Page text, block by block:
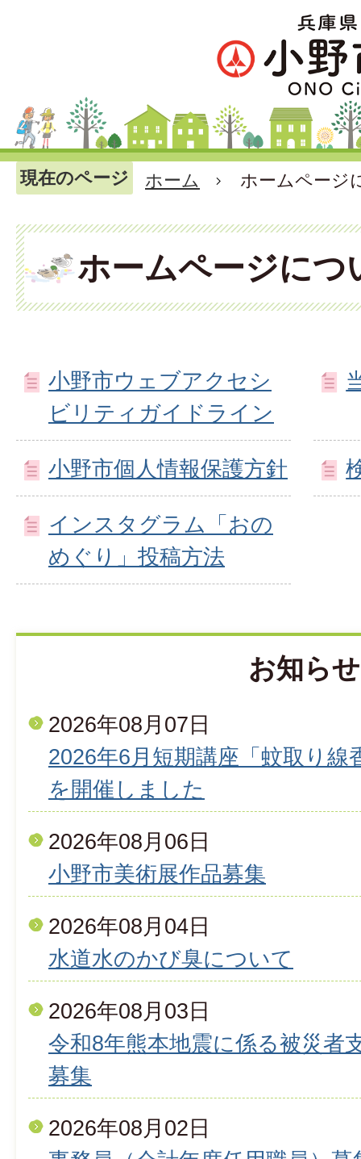
現在のページ ホーム ホームページ
ホームページにつ
小野市ウェブアクセシ
ビリティガイドライン
小野市個人情報保護方針
インスタグラム「おの
めぐり」投稿方法
お知らせ
2026年08月07日
2026年6月短期講座「蚊取り
を開催しました
2026年08月06日
小野市美術展作品募集
2026年08月04日
水道水のかび臭について
2026年08月03日
令和8年熊本地震に係る被災者
募集
2026年08月02日